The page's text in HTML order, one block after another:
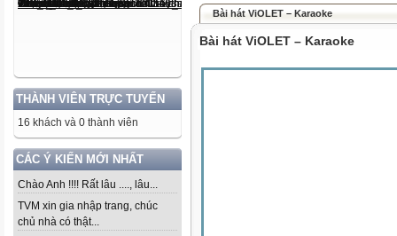
THÀNH VIÊN TRỰC TUYẾN
16 khách và 0 thành viên
CÁC Ý KIẾN MỚI NHẤT
Chào Anh !!!! Rất lâu ...., lâu...
TVM xin gia nhập trang, chúc
chủ nhà có thật...
Bài hát ViOLET – Karaoke
Bài hát ViOLET – Karaoke